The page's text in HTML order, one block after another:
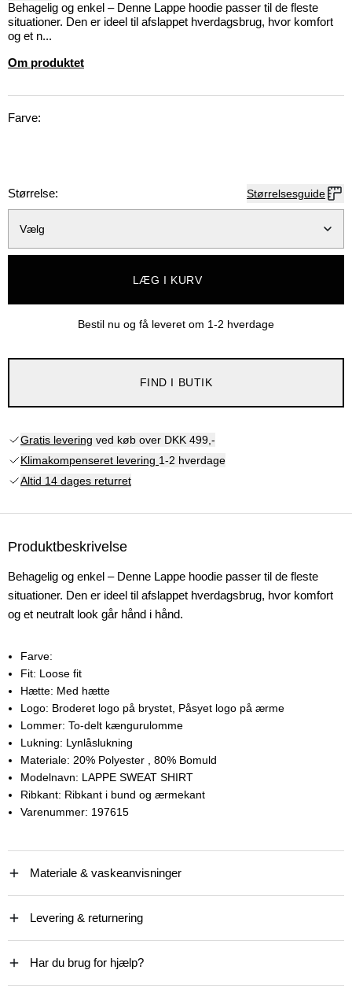
Behagelig og enkel – Denne Lappe hoodie passer til de fleste
situationer. Den er ideel til afslappet hverdagsbrug, hvor komfort
og et n...
Om produktet
Farve:
Størrelse: Størrelsesguide
Vælg
LÆG I KURV
Bestil nu og få leveret om 1-2 hverdage
FIND I BUTIK
Gratis levering ved køb over DKK 499,-
Klimakompenseret levering 1-2 hverdage
Altid 14 dages returret
Produktbeskrivelse
Behagelig og enkel – Denne Lappe hoodie passer til de fleste
situationer. Den er ideel til afslappet hverdagsbrug, hvor komfort
og et neutralt look går hånd i hånd.
Farve:
Fit: Loose fit
Hætte: Med hætte
Logo: Broderet logo på brystet, Påsyet logo på ærme
Lommer: To-delt kængurulomme
Lukning: Lynlåslukning
Materiale: 20% Polyester
, 80% Bomuld
Modelnavn: LAPPE SWEAT SHIRT
Ribkant: Ribkant i bund og ærmekant
Varenummer: 197615
Materiale & vaskeanvisninger
Levering & returnering
Har du brug for hjælp?